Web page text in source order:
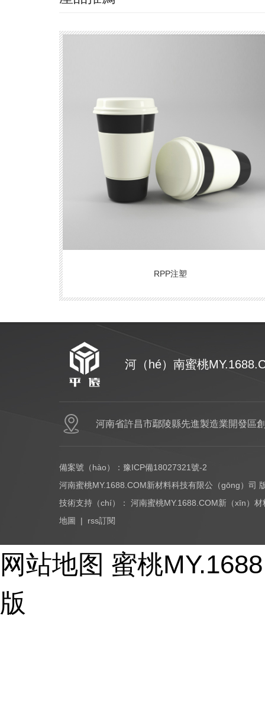
RPP注塑
河（hé）南蜜桃
河南省許昌市鄢陵縣先進製造業開發區
備案號（hào）： 豫ICP備18027321號-2
河南蜜桃MY.1688.COM新材料科技有限公（gōng）司
技術支持（chí）： 河南蜜桃MY.1688.COM新（xīn）
地圖
| rss訂閱
网站地图 蜜桃
版